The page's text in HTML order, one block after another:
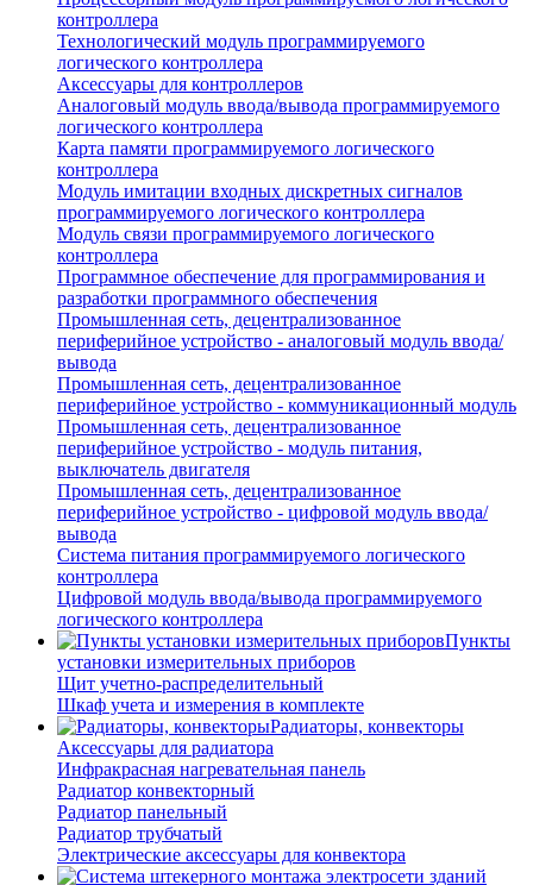
контроллера
Технологический модуль программируемого
логического контроллера
Аксессуары для контроллеров
Аналоговый модуль ввода/вывода программируемого
логического контроллера
Карта памяти программируемого логического
контроллера
Модуль имитации входных дискретных сигналов
программируемого логического контроллера
Модуль связи программируемого логического
контроллера
Программное обеспечение для программирования и
разработки программного обеспечения
Промышленная сеть, децентрализованное
периферийное устройство - аналоговый модуль ввода/
вывода
Промышленная сеть, децентрализованное
периферийное устройство - коммуникационный модуль
Промышленная сеть, децентрализованное
периферийное устройство - модуль питания,
выключатель двигателя
Промышленная сеть, децентрализованное
периферийное устройство - цифровой модуль ввода/
вывода
Система питания программируемого логического
контроллера
Цифровой модуль ввода/вывода программируемого
логического контроллера
Пункты
установки измерительных приборов
Щит учетно-распределительный
Шкаф учета и измерения в комплекте
Радиаторы, конвекторы
Аксессуары для радиатора
Инфракрасная нагревательная панель
Радиатор конвекторный
Радиатор панельный
Радиатор трубчатый
Электрические аксессуары для конвектора